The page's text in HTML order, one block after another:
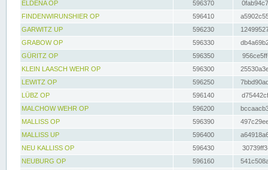
ELDENA OP
596370
FINDENWIRUNSHIER OP
596410
GARWITZ UP
596230
GRABOW OP
596330
GÜRITZ OP
596350
KLEIN LAASCH WEHR OP
596300
LEWITZ OP
596250
LÜBZ OP
596140
MALCHOW WEHR OP
596200
MALLISS OP
596390
MALLISS UP
596400
NEU KALLISS OP
596430
NEUBURG OP
596160